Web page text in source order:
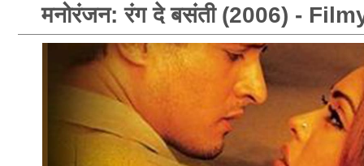
मनोरंजन: रंग दे बसंती (2006) -